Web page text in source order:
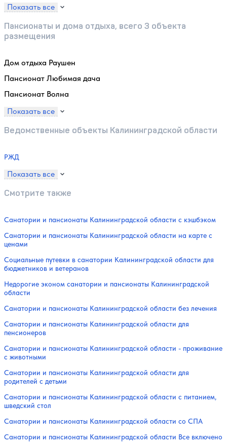
Показать все
Пансионаты и дома отдыха, всего 3 объекта
размещения
Дом отдыха Раушен
Пансионат Любимая дача
Пансионат Волна
Показать все
Ведомственные объекты Калининградской области
РЖД
Показать все
Смотрите также
Санатории и пансионаты Калининградской области с кэшбэком
Санатории и пансионаты Калининградской области на карте с
ценами
Социальные путевки в санатории Калининградской области для
бюджетников и ветеранов
Недорогие эконом санатории и пансионаты Калининградской
области
Санатории и пансионаты Калининградской области без лечения
Санатории и пансионаты Калининградской области для
пенсионеров
Санатории и пансионаты Калининградской области - проживание
с животными
Санатории и пансионаты Калининградской области для
родителей с детьми
Санатории и пансионаты Калининградской области с питанием,
шведский стол
Санатории и пансионаты Калининградской области со СПА
Санатории и пансионаты Калининградской области Все включено